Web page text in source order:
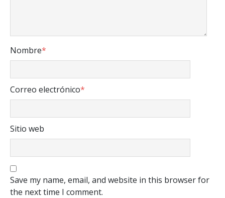
Nombre*
Correo electrónico*
Sitio web
Save my name, email, and website in this browser for
the next time I comment.